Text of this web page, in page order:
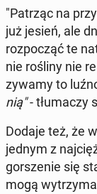
"Patrząc na
już jesień, ale
roz­po­cząć te
nie rośliny nie
zy­wa­my to
nią"- tłu­ma­czy
Dodaje też, że
jednym z
gor­sze­nie się
mogą